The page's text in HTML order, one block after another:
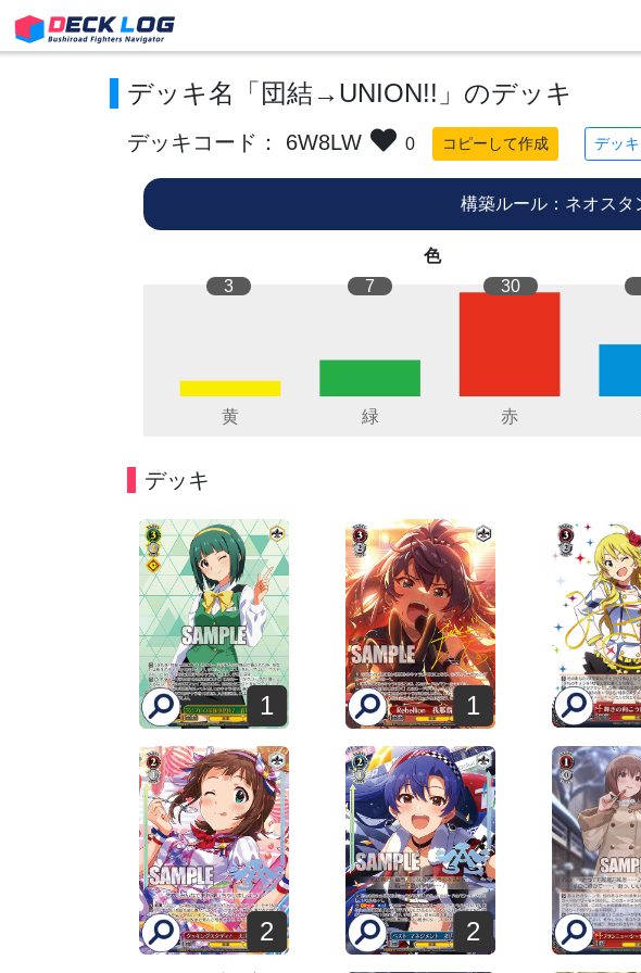
デッキ名「団結→UNION!!」のデッキ
デッキコード： 6W8LW 0 コピーして作成 デッ
構築ルール：ネオスタ
色
3
7 30
デッキ
1 1
2 2